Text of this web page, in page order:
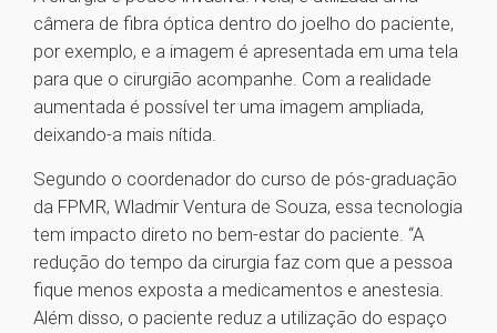
câmera de fibra óptica dentro do joelho do paciente,
por exemplo, e a imagem é apresentada em uma tela
para que o cirurgião acompanhe. Com a realidade
aumentada é possível ter uma imagem ampliada,
deixando-a mais nítida.
Segundo o coordenador do curso de pós-graduação
da FPMR, Wladmir Ventura de Souza, essa tecnologia
tem impacto direto no bem-estar do paciente. “A
redução do tempo da cirurgia faz com que a pessoa
fique menos exposta a medicamentos e anestesia.
Além disso, o paciente reduz a utilização do espaço